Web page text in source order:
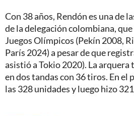
Con 38 años, Rendón es una de
de la delegación colombiana,
Juegos Olímpicos (Pekín 2008,
París 2024) a pesar de que
asistió a Tokio 2020). La
en dos tandas con 36 tiros. En el
las 328 unidades y luego hizo